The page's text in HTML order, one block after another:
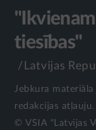
tiesības"
/Latvijas
Jebkura
redakcijas atļauju.
© VSIA "Latvijas